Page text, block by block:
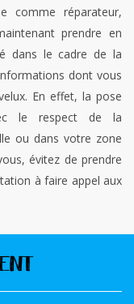
comme réparateur,
prendre en
dans le cadre de la
dont vous
En effet, la pose
le respect de la
ou dans votre zone
évitez de prendre
à faire appel aux